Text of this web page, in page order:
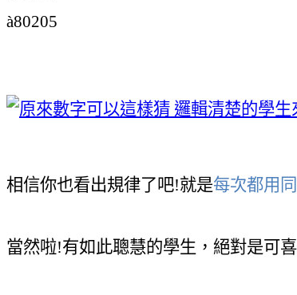
à80205
相信你也看出規律了吧!就是每次都用
當然啦!有如此聰慧的學生 ， 絕對是可